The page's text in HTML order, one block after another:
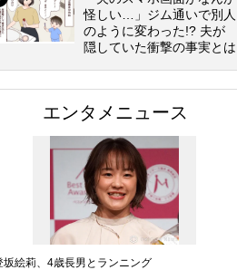
怪しい…」ジム通いで別人
のように変わった!? 夫が
隠していた衝撃の事実とは
エンタメニュース
坂絵莉、4歳長男とランニング